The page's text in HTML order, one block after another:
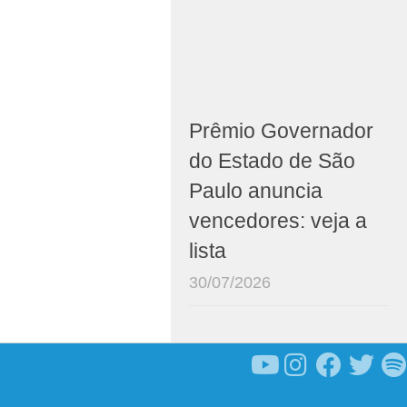
Prêmio Governador
do Estado de São
Paulo anuncia
vencedores: veja a
lista
30/07/2026